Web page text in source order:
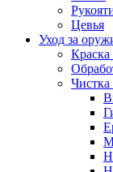
Цевья
Уход за
Краска
Чистка